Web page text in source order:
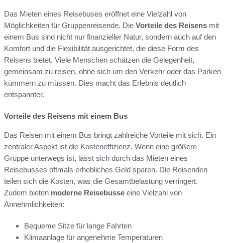
Das Mieten eines Reisebuses eröffnet eine Vielzahl von
Möglichkeiten für Gruppenreisende. Die Vorteile des Reisens mit
einem Bus sind nicht nur finanzieller Natur, sondern auch auf den
Komfort und die Flexibilität ausgerichtet, die diese Form des
Reisens bietet. Viele Menschen schätzen die Gelegenheit,
gemeinsam zu reisen, ohne sich um den Verkehr oder das Parken
kümmern zu müssen. Dies macht das Erlebnis deutlich
entspannter.
Vorteile des Reisens mit einem Bus
Das Reisen mit einem Bus bringt zahlreiche Vorteile mit sich. Ein
zentraler Aspekt ist die Kosteneffizienz. Wenn eine größere
Gruppe unterwegs ist, lässt sich durch das Mieten eines
Reisebusses oftmals erhebliches Geld sparen. Die Reisenden
teilen sich die Kosten, was die Gesamtbelastung verringert.
Zudem bieten moderne Reisebusse eine Vielzahl von
Annehmlichkeiten:
Bequeme Sitze für lange Fahrten
Klimaanlage für angenehme Temperaturen